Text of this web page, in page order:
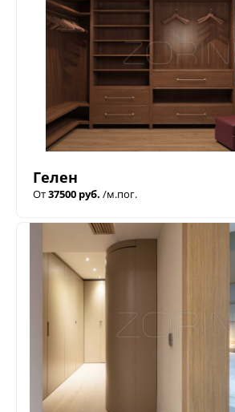
Гелен
От37500 руб. /м.пог.